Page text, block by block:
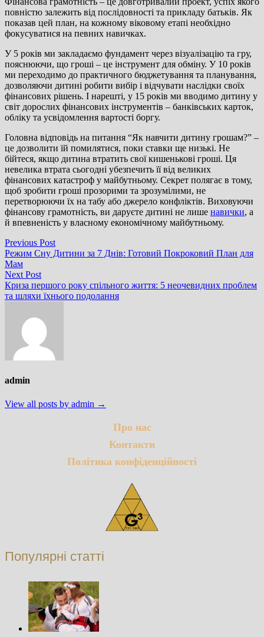
повністю залежить від послідовності та прикладу батьків. Як
показав цей план, на кожному віковому етапі необхідно
фокусуватися на певних навичках.
У 5 років ми закладаємо фундамент через візуалізацію та гру,
пояснюючи, що гроші – це інструмент для обміну. У 10 років
ми переходимо до практичного бюджетування та планування,
дозволяючи дитині робити вибір і відчувати наслідки своїх
фінансових рішень. І нарешті, у 15 років ми вводимо дитину у
світ дорослих фінансових інструментів – банківських карток,
обліку та усвідомлення вартості боргу.
Головна відповідь на питання “Як навчити дитину грошам?” –
це дозволити їй помилятися, поки ставки ще низькі. Не
бійтеся, якщо дитина втратить свої кишенькові гроші. Ця
невелика втрата сьогодні убезпечить її від великих
фінансових катастроф у майбутньому. Секрет полягає в тому,
щоб зробити гроші прозорими та зрозумілими, не
перетворюючи їх на табу або джерело конфліктів. Виховуючи
фінансову грамотність, ви даруєте дитині не лише навички, а
й впевненість у власному економічному майбутньому.
Навігація
записів
Previous PostPrevious
post:
Режим Сну Дитини за 7 Днів: Готовий Покроковий План для
Мам
Next PostNext
post:
Криза першого року спільного життя: 5 неочевидних проблем
та шляхи їхнього подолання
admin
View all posts by admin →
Про нас
Контакти
Політика конфіденційності
Популярні статті